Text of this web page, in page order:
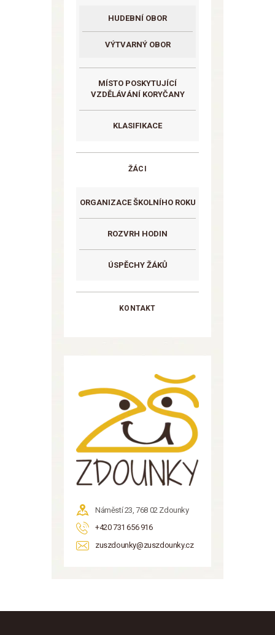
HUDEBNÍ OBOR
VÝTVARNÝ OBOR
MÍSTO POSKYTUJÍCÍ
VZDĚLÁVÁNÍ KORYČANY
KLASIFIKACE
ŽÁCI
ORGANIZACE ŠKOLNÍHO ROKU
ROZVRH HODIN
ÚSPĚCHY ŽÁKŮ
KONTAKT
Náměstí 23, 768 02 Zdounky
+420 731 656 916
zuszdounky@zuszdounky.cz